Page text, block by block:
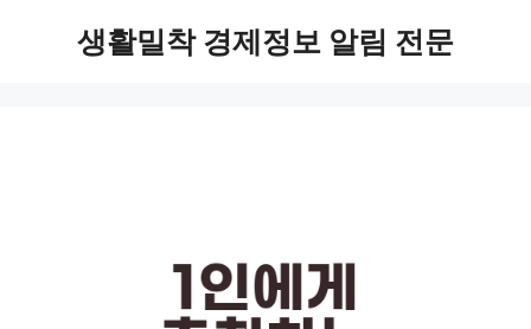
생활밀착 경제정보 알림 전문